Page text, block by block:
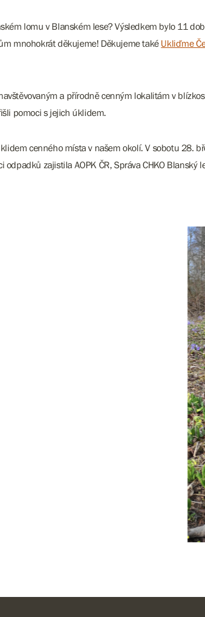
lomu v Blanském lese? Výsledkem bylo 11
mnohokrát děkujeme! Děkujeme také Ukliďme
a přírodně cenným lokalitám v
pomoci s jejich úklidem.
cenného místa v našem okolí. V sobotu 28.
zajistila AOPK ČR, Správa CHKO Blanský